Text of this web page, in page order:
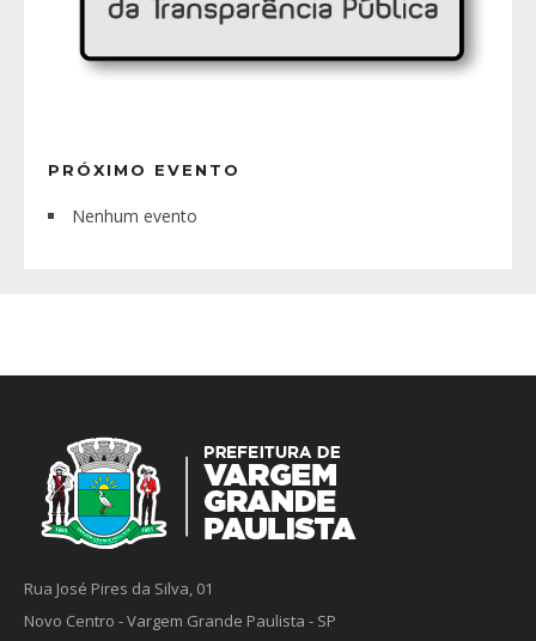
PRÓXIMO EVENTO
Nenhum evento
Rua José Pires da Silva, 01
Novo Centro - Vargem Grande Paulista - SP